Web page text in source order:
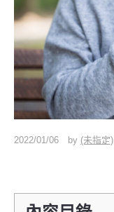
2022/01/06 by (未指定)